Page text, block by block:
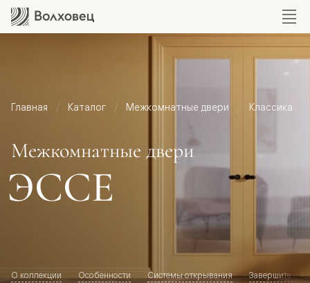
Главная Каталог Межкомнатные двери Классика
Межкомнатные двери
ЭССЕ
О коллекции Особенности Системы открывания Завершите